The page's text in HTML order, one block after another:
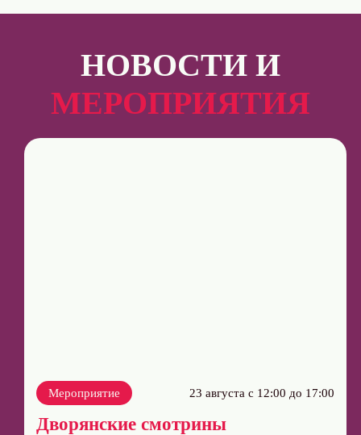
НОВОСТИ И
МЕРОПРИЯТИЯ
Мероприятие 23 августа с 12:00 до 17:00
Дворянские смотрины